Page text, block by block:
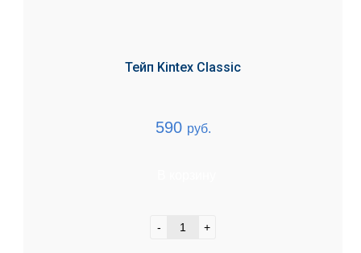
Тейп Kintex Classic
590 руб.
- +